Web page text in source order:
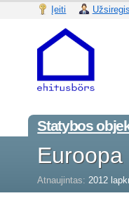
Įeiti
Statybos
Atnaujintas: 2012